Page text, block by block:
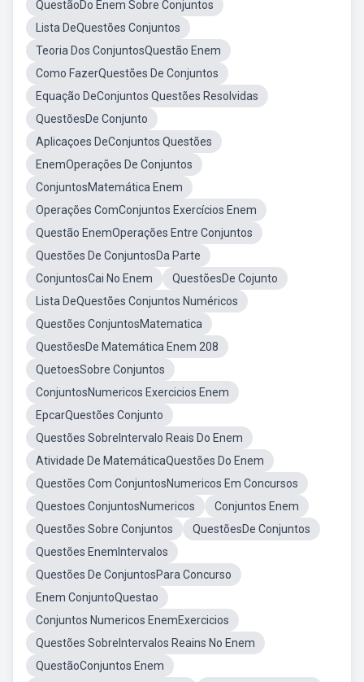
QuestãoDo Enem Sobre Conjuntos
Lista DeQuestões Conjuntos
Teoria Dos ConjuntosQuestão Enem
Como FazerQuestões De Conjuntos
Equação DeConjuntos Questões Resolvidas
QuestõesDe Conjunto
Aplicaçoes DeConjuntos Questões
EnemOperações De Conjuntos
ConjuntosMatemática Enem
Operações ComConjuntos Exercícios Enem
Questão EnemOperações Entre Conjuntos
Questões De ConjuntosDa Parte
ConjuntosCai No Enem
QuestõesDe Cojunto
Lista DeQuestões Conjuntos Numéricos
Questões ConjuntosMatematica
QuestõesDe Matemática Enem 208
QuetoesSobre Conjuntos
ConjuntosNumericos Exercicios Enem
EpcarQuestões Conjunto
Questões SobreIntervalo Reais Do Enem
Atividade De MatemáticaQuestões Do Enem
Questões Com ConjuntosNumericos Em Concursos
Questoes ConjuntosNumericos
Conjuntos Enem
Questões Sobre Conjuntos
QuestõesDe Conjuntos
Questões EnemIntervalos
Questões De ConjuntosPara Concurso
Enem ConjuntoQuestao
Conjuntos Numericos EnemExercicios
Questões SobreIntervalos Reains No Enem
QuestãoConjuntos Enem